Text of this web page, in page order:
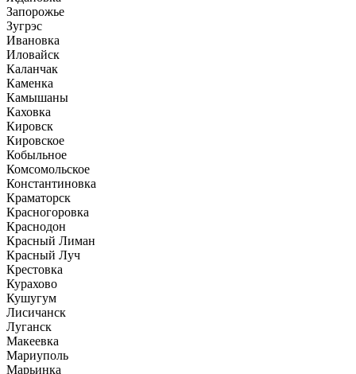
Запорожье
Зугрэс
Ивановка
Иловайск
Каланчак
Каменка
Камышаны
Каховка
Кировск
Кировское
Кобыльное
Комсомольское
Константиновка
Краматорск
Красногоровка
Краснодон
Красный Лиман
Красный Луч
Крестовка
Курахово
Кушугум
Лисичанск
Луганск
Макеевка
Мариуполь
Марьинка